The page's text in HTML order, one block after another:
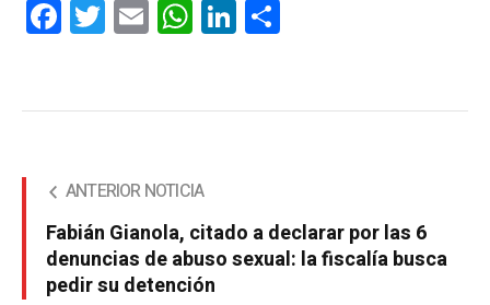
FacebookTwitterEmail WhatsAppLinkedIn
ANTERIOR NOTICIA
Fabián Gianola, citado a declarar por las 6
denuncias de abuso sexual: la fiscalía busca
pedir su detención